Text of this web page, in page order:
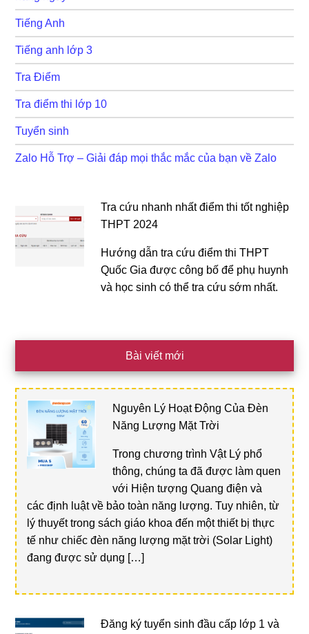
Tiếng Anh
Tiếng anh lớp 3
Tra Điểm
Tra điểm thi lớp 10
Tuyển sinh
Zalo Hỗ Trợ – Giải đáp mọi thắc mắc của bạn về Zalo
Tra cứu nhanh nhất điểm thi tốt nghiệp
THPT 2024
Hướng dẫn tra cứu điểm thi THPT
Quốc Gia được công bố để phụ huynh
và học sinh có thể tra cứu sớm nhất.
Bài viết mới
Nguyên Lý Hoạt Động Của Đèn
Năng Lượng Mặt Trời
Trong chương trình Vật Lý phổ
thông, chúng ta đã được làm quen
với Hiện tượng Quang điện và
các định luật về bảo toàn năng lượng. Tuy nhiên, từ
lý thuyết trong sách giáo khoa đến một thiết bị thực
tế như chiếc đèn năng lượng mặt trời (Solar Light)
đang được sử dụng […]
Đăng ký tuyển sinh đầu cấp lớp 1 và